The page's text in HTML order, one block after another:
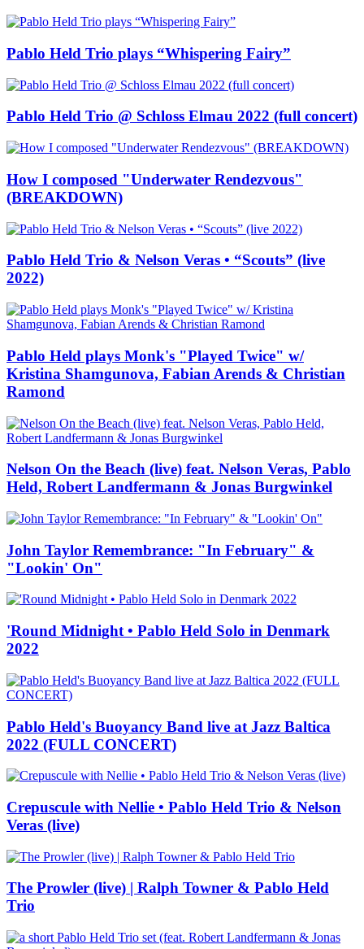
Pablo Held Trio plays “Whispering Fairy”
Pablo Held Trio @ Schloss Elmau 2022 (full concert)
How I composed "Underwater Rendezvous"
(BREAKDOWN)
Pablo Held Trio & Nelson Veras • “Scouts” (live
2022)
Pablo Held plays Monk's "Played Twice" w/
Kristina Shamgunova, Fabian Arends & Christian
Ramond
Nelson On the Beach (live) feat. Nelson Veras, Pablo
Held, Robert Landfermann & Jonas Burgwinkel
John Taylor Remembrance: "In February" &
"Lookin' On"
'Round Midnight • Pablo Held Solo in Denmark
2022
Pablo Held's Buoyancy Band live at Jazz Baltica
2022 (FULL CONCERT)
Crepuscule with Nellie • Pablo Held Trio & Nelson
Veras (live)
The Prowler (live) | Ralph Towner & Pablo Held
Trio